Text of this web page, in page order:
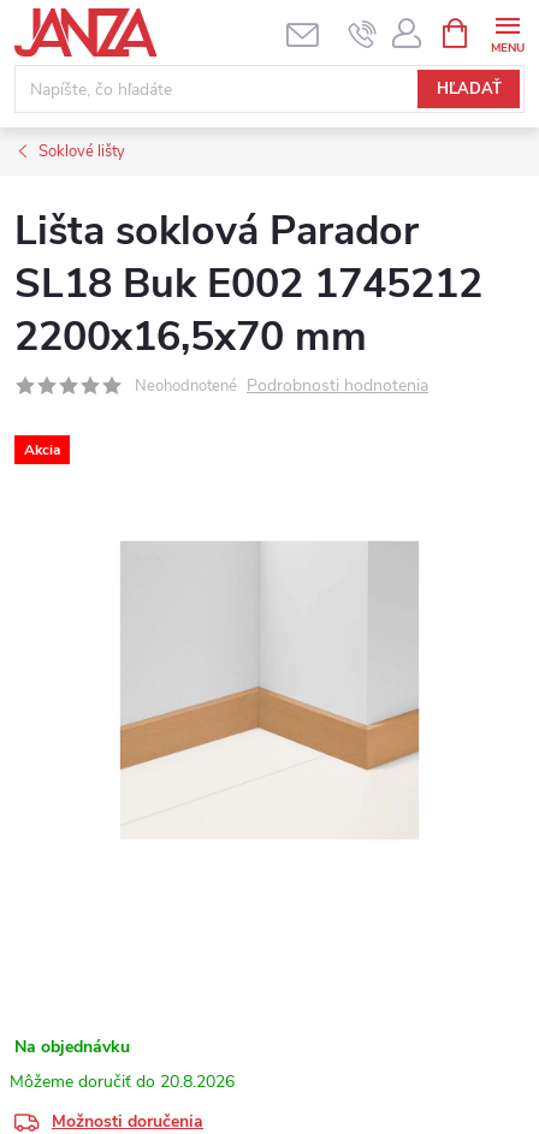
Prejsť na obsah
HĽADAŤ
Soklové lišty
Lišta soklová Parador
SL18 Buk E002 1745212
2200x16,5x70 mm
Neohodnotené Podrobnosti hodnotenia
Akcia
Na objednávku
20.8.2026
Možnosti doručenia